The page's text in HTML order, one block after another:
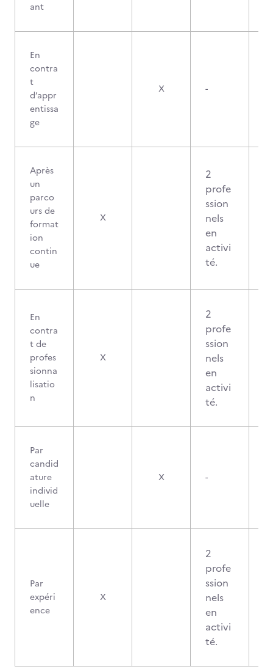
ant
En
contra
t
d’appr
entissa
ge
X -
Après
un
parco
urs de
format
ion
contin
ue
X
2
profe
ssion
nels
en
activi
té.
En
contra
t de
profes
sionna
lisatio
n
X
2
profe
ssion
nels
en
activi
té.
Par
candid
ature
individ
uelle
X -
Par
expéri
ence
X
2
profe
ssion
nels
en
activi
té.